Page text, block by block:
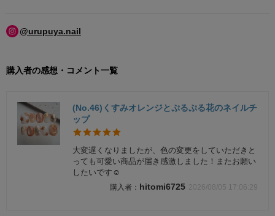
@urupuya.nail
購入者の感想・コメント一覧
(No.46)くすみオレンジとぷるぷる花のネイルチ
ップ
大変遅くなりましたが、色の変更をしていただきと
っても可愛い商品が届き感激しました！またお願い
したいです☺️
hitomi6725 2026/08/05 17:06:29